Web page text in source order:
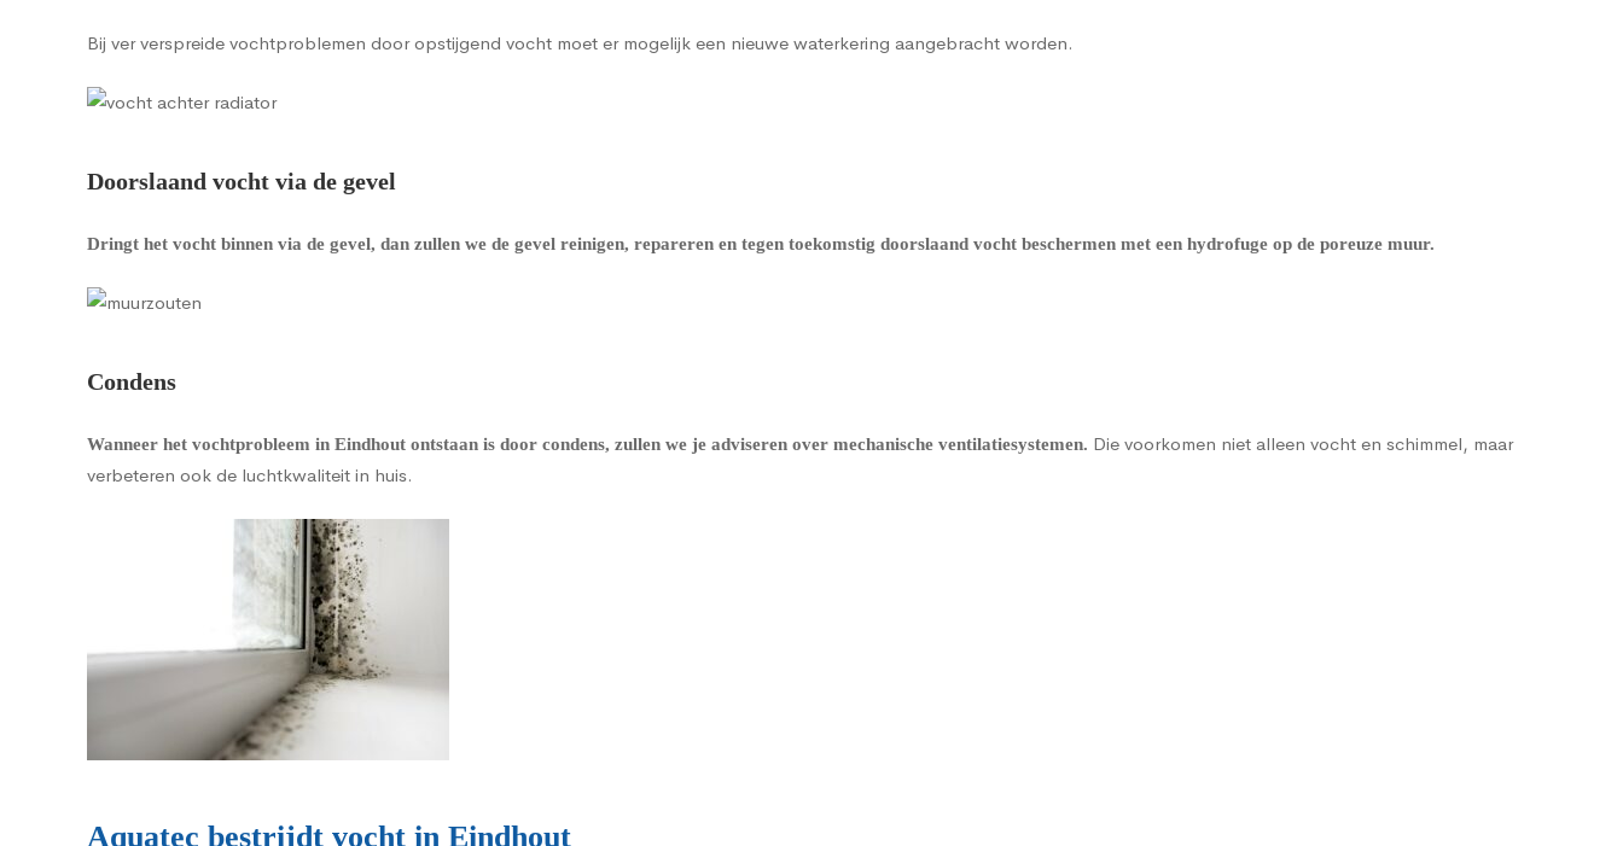
Bij ver verspreide vochtproblemen door opstijgend vocht moet er mogelijk een nieuwe waterkering aangebracht worden.
Doorslaand vocht via de gevel
Dringt het vocht binnen via de gevel, dan zullen we de gevel reinigen, repareren en tegen toekomstig doorslaand vocht beschermen met een hydrofuge op de poreuze muur.
Condens
Wanneer het vochtprobleem in Eindhout ontstaan is door condens, zullen we je adviseren over mechanische ventilatiesystemen. Die voorkomen niet alleen vocht en schimmel, maar
verbeteren ook de luchtkwaliteit in huis.
Aquatec bestrijdt vocht in Eindhout